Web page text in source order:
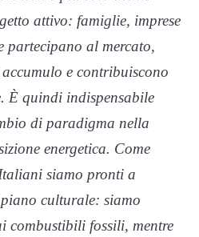
attivo: famiglie, imprese
partecipano al mercato,
e contribuiscono
È quindi indispensabile
di paradigma nella
energetica. Come
siamo pronti a
culturale: siamo
combustibili fossili, mentre